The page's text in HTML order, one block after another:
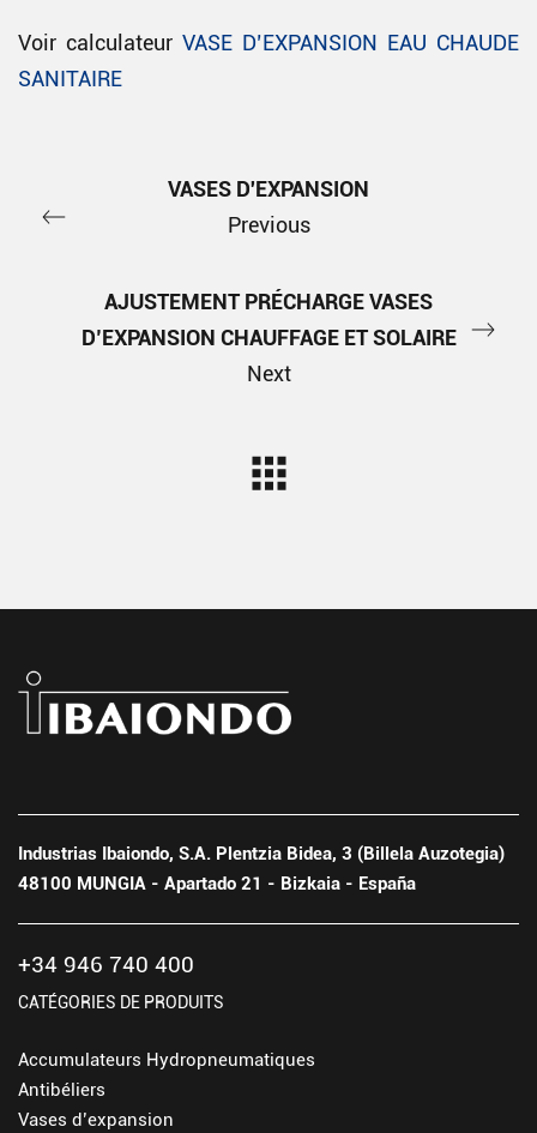
Voir calculateur VASE D’EXPANSION EAU CHAUDE
SANITAIRE
VASES D'EXPANSION
Previous
AJUSTEMENT PRÉCHARGE VASES
D’EXPANSION CHAUFFAGE ET SOLAIRE
Next
Industrias Ibaiondo, S.A. Plentzia Bidea, 3 (Billela Auzotegia)
48100 MUNGIA - Apartado 21 - Bizkaia - España
+34 946 740 400
CATÉGORIES DE PRODUITS
Accumulateurs Hydropneumatiques
Antibéliers
Vases d’expansion